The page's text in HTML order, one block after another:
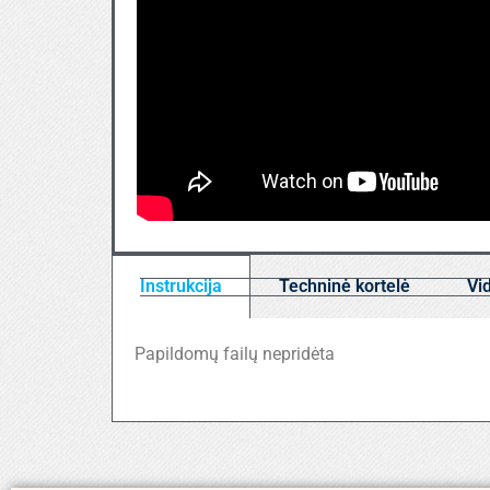
Instrukcija Techninė kortelė
Papildomų failų nepridėta